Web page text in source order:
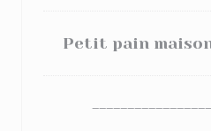
Petit pain